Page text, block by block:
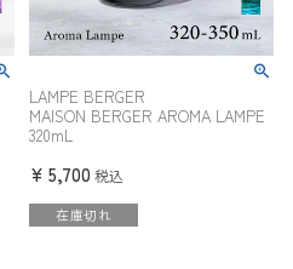
LAMPE BERGER
MAISON BERGER AROMA LAMPE
320mL
¥ 5,700 税込
在庫切れ